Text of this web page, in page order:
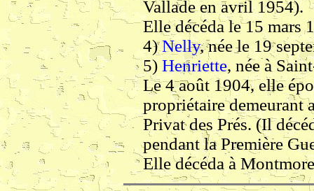
Vallade en avril 1954).
Elle décéda le 15 mars
4)Nelly, née le 19
5) Henriette, née à
Le 4 août 1904, elle
propriétaire demeurant
Privat des Prés. (Il
pendant la Première
Elle décéda à